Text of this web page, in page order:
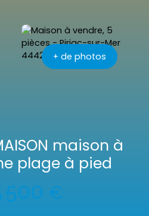
+ de photos
maison à
plage à pied
500 €